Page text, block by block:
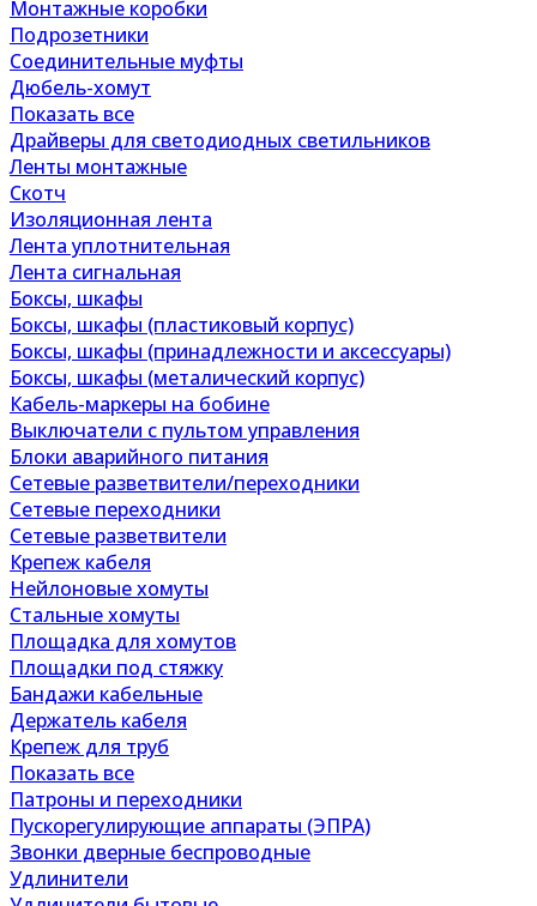
Монтажные коробки
Подрозетники
Соединительные муфты
Дюбель-хомут
Показать все
Драйверы для светодиодных светильников
Ленты монтажные
Скотч
Изоляционная лента
Лента уплотнительная
Лента сигнальная
Боксы, шкафы
Боксы, шкафы (пластиковый корпус)
Боксы, шкафы (принадлежности и аксессуары)
Боксы, шкафы (металический корпус)
Кабель-маркеры на бобине
Выключатели с пультом управления
Блоки аварийного питания
Сетевые разветвители/переходники
Сетевые переходники
Сетевые разветвители
Крепеж кабеля
Нейлоновые хомуты
Стальные хомуты
Площадка для хомутов
Площадки под стяжку
Бандажи кабельные
Держатель кабеля
Крепеж для труб
Показать все
Патроны и переходники
Пускорегулирующие аппараты (ЭПРА)
Звонки дверные беспроводные
Удлинители